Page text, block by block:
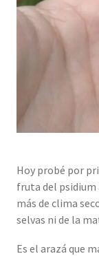
Hoy probé por
fruta del psidium
más de clima
selvas ni de la
Es el arazá que